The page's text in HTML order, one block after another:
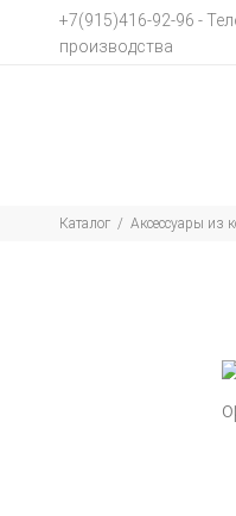
‭+7(915)416-92-96 ‬-
производства
Каталог Аксессуары из